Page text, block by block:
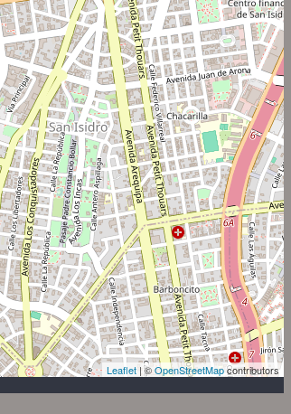
Leaflet | ©OpenStreetMapcontributors